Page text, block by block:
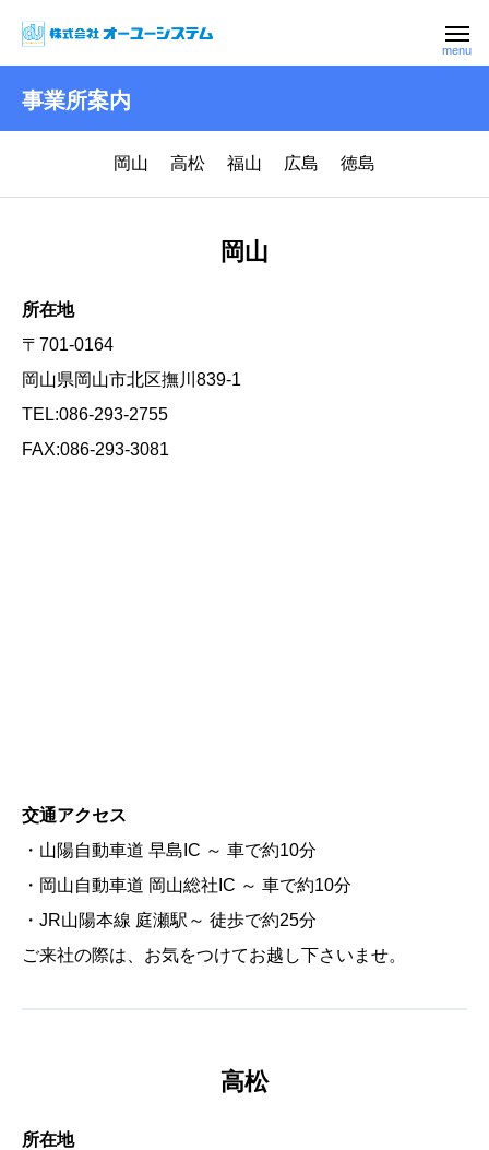
事業所案内
岡山 高松 福山 広島 徳島
岡山
所在地
〒701-0164
岡山県岡山市北区撫川839-1
TEL:086-293-2755
FAX:086-293-3081
交通アクセス
・山陽自動車道 早島IC ～ 車で約10分
・岡山自動車道 岡山総社IC ～ 車で約10分
・JR山陽本線 庭瀬駅～ 徒歩で約25分
ご来社の際は、お気をつけてお越し下さいませ。
高松
所在地